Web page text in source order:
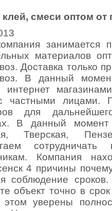
клей, смеси оптом от
занимается
материалов
Доставка только
В данный
интернет
частными
для
В данный
Тверская,
Компания
4 причины
соблюдение
объект точно в
уверены